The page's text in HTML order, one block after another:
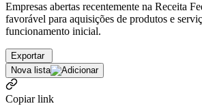
Empresas abertas recentemente na Receita
favorável para aquisições de produtos e
funcionamento inicial.
Exportar
Nova lista
Copiar link